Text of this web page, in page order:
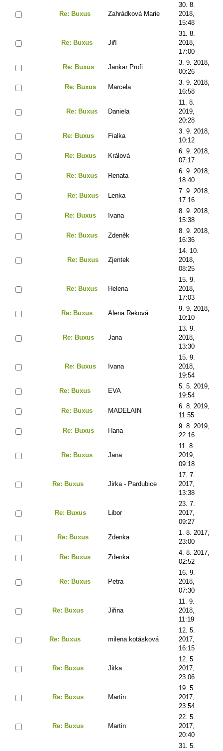
Re: Buxus Zahrádková Marie
30. 8.
2018,
15:48
Re: Buxus Jiří
31. 8.
2018,
17:00
Re: Buxus Jankar Profi
3. 9. 2018,
00:26
Re: Buxus Marcela
3. 9. 2018,
16:58
Re: Buxus Daniela
11. 8.
2019,
20:28
Re: Buxus Fialka
3. 9. 2018,
10:12
Re: Buxus Králová
6. 9. 2018,
07:17
Re: Buxus Renata
6. 9. 2018,
18:40
Re: Buxus Lenka
7. 9. 2018,
17:16
Re: Buxus Ivana
8. 9. 2018,
15:38
Re: Buxus Zdeněk
8. 9. 2018,
16:36
Re: Buxus Zjentek
14. 10.
2018,
08:25
Re: Buxus Helena
15. 9.
2018,
17:03
Re: Buxus Alena Reková
9. 9. 2018,
10:10
Re: Buxus Jana
13. 9.
2018,
13:30
Re: Buxus Ivana
15. 9.
2018,
19:54
Re: Buxus EVA
5. 5. 2019,
19:54
Re: Buxus MADELAIN
6. 8. 2019,
11:55
Re: Buxus Hana
9. 8. 2019,
22:16
Re: Buxus Jana
11. 8.
2019,
09:18
Re: Buxus Jirka - Pardubice
17. 7.
2017,
13:38
Re: Buxus Libor
23. 7.
2017,
09:27
Re: Buxus Zdenka
1. 8. 2017,
23:00
Re: Buxus Zdenka
4. 8. 2017,
02:52
Re: Buxus Petra
16. 9.
2018,
07:30
Re: Buxus Jiřina
11. 9.
2018,
11:19
Re: Buxus milena kotásková
12. 5.
2017,
16:15
Re: Buxus Jitka
12. 5.
2017,
23:06
Re: Buxus Martin
19. 5.
2017,
23:54
Re: Buxus Martin
22. 5.
2017,
20:40
31. 5.